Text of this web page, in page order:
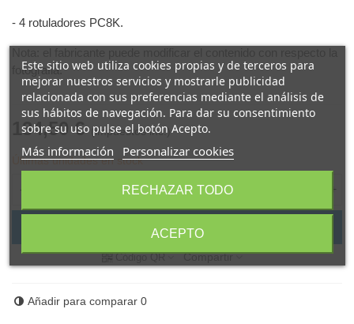
- 4 rotuladores PC8K.
fotografia.
134,50 € (impuestos inc.)
Últimas unidades en stock
- +
Añadir al carrito
Código QR Compartir
Añadir para comparar 0
Este sitio web utiliza cookies propias y de terceros para
mejorar nuestros servicios y mostrarle publicidad
relacionada con sus preferencias mediante el análisis de
sus hábitos de navegación. Para dar su consentimiento
sobre su uso pulse el botón Acepto.
Más información Personalizar cookies
RECHAZAR TODO
ACEPTO